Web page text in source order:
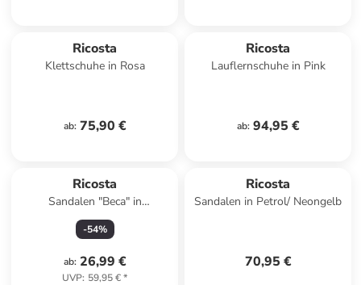
Ricosta
Klettschuhe in Rosa
ab: 75,90 €
Ricosta
Lauflernschuhe in Pink
ab: 94,95 €
Ricosta
Sandalen "Beca" in
Dunkelblau
-54%
ab: 26,99 €
UVP: 59,95 €*
Ricosta
Sandalen in Petrol/ Neongelb
70,95 €